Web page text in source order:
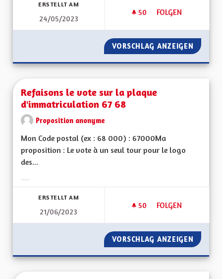
ERSTELLT AM
24/05/2023
50 50 FOLLOWER
FOLGEN
LE RETOUR DE LA
VORSCHLAG ANZEIGEN LE
Refaisons le vote sur la plaque
d'immatriculation 67 68
Proposition anonyme
Mon Code postal (ex : 68 000) : 67000Ma
proposition : Le vote à un seul tour pour le logo
des...
ERSTELLT AM
21/06/2023
50 50 FOLLOWER
FOLGEN
REFAISONS LE
VORSCHLAG ANZEIGEN